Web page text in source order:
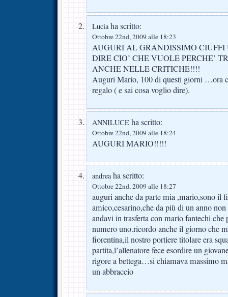
Luciaha scritto:
Ottobre 22nd, 2009 alle 18:23
AUGURI AL GRANDISSIMO CIUFFI
DIRE CIO’ CHE VUOLE PERCHE’
ANCHE NELLE CRITICHE!!!!
Auguri Mario, 100 di questi giorni …ora
regalo ( e sai cosa voglio dire).
ANNILUCE ha scritto:
Ottobre 22nd, 2009 alle 18:24
AUGURI MARIO!!!!!
andreaha scritto:
Ottobre 22nd, 2009 alle 18:27
auguri anche da parte mia ,mario,sono il
amico,cesarino,che da più di un anno
andavi in trasferta con mario fantechi che
numero uno.ricordo anche il giorno che
fiorentina,il nostro portiere titolare era
partita,l’allenatore fece esordire un
rigore a bettega…si chiamava massimo
un abbraccio